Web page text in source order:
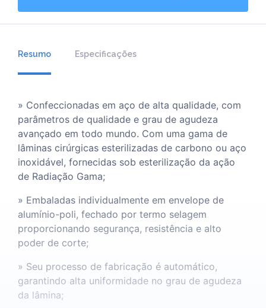
Resumo Especificações
» Confeccionadas em aço de alta qualidade, com
parâmetros de qualidade e grau de agudeza
avançado em todo mundo. Com uma gama de
lâminas cirúrgicas esterilizadas de carbono ou aço
inoxidável, fornecidas sob esterilização da ação
de Radiação Gama;
» Embaladas individualmente em envelope de
alumínio-poli, fechado por termo selagem
proporcionando segurança, resistência e alto
poder de corte;
» Seu processo de fabricação é automático,
garantindo alta uniformidade no grau de agudeza
da lâmina;